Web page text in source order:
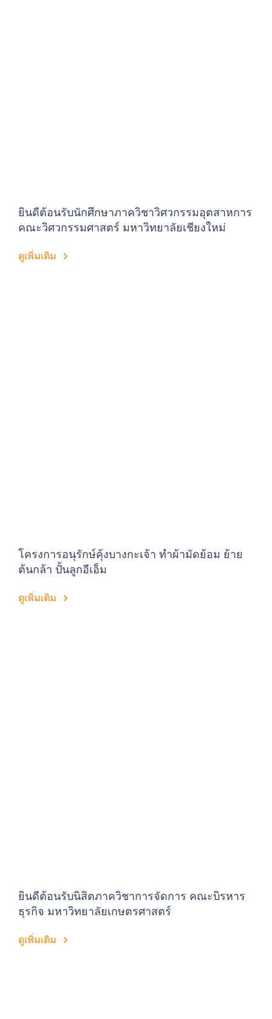
ยินดีต้อนรับนักศึกษาภาควิชาวิศวกรรมอุตสาหการ
คณะวิศวกรรมศาสตร์ มหาวิทยาลัยเชียงใหม่
ดูเพิ่มเติม
โครงการอนุรักษ์คุ้งบางกะเจ้า ทำผ้ามัดย้อม ย้าย
ต้นกล้า ปั้นลูกอีเอ็ม
ดูเพิ่มเติม
ยินดีต้อนรับนิสิตภาควิชาการจัดการ คณะบิรหาร
ธุรกิจ มหาวิทยาลัยเกษตรศาสตร์
ดูเพิ่มเติม